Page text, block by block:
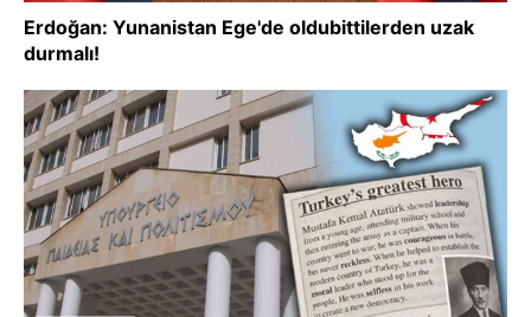
Erdoğan: Yunanistan Ege'de oldubittilerden uzak
durmalı!